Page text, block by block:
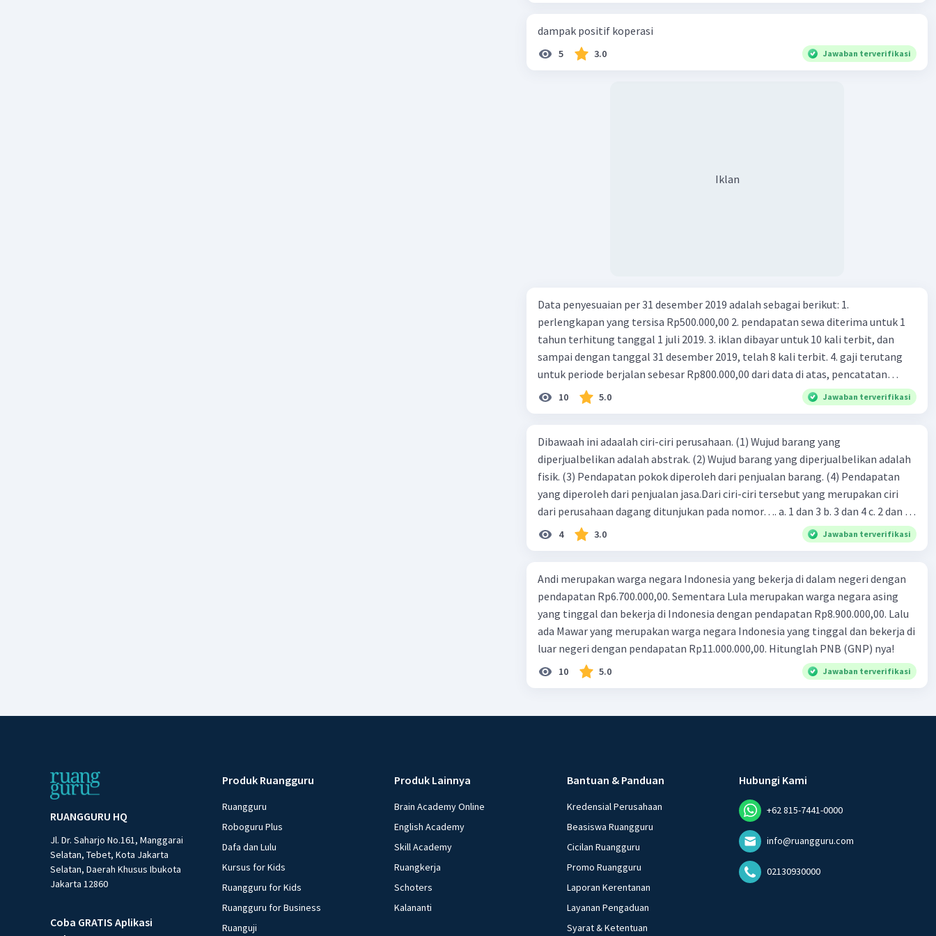
7. Penurunan Beban Program Sosial: Pemerintah mungkin perlu
memberikan bantuan sosial dan tunjangan pengangguran yang lebih
sedikit ketika tingkat pengangguran menurun, sehingga
Namun, perlu diingat bahwa penurunan tingkat pengangguran juga
Kesejahteraan Masyarakat, Peningkatan Keterampilan dan
Produktivitas, dan lainnya.
Beri Rating 0.0 ( ) Balas
Iklan
dampak positif koperasi
5 3.0 Jawaban terverifikasi
Iklan
Data penyesuaian per 31 desember 2019 adalah sebagai berikut: 1.
perlengkapan yang tersisa Rp500.000,00 2. pendapatan sewa diterima untuk 1
tahun terhitung tanggal 1 juli 2019. 3. iklan dibayar untuk 10 kali terbit, dan
sampai dengan tanggal 31 desember 2019, telah 8 kali terbit. 4. gaji terutang
untuk periode berjalan sebesar Rp800.000,00 dari data di atas, pencatatan
jurnal pembalik yang benar adalah ....
10 5.0 Jawaban terverifikasi
Dibawaah ini adaalah ciri-ciri perusahaan. (1) Wujud barang yang
diperjualbelikan adalah abstrak. (2) Wujud barang yang diperjualbelikan adalah
fisik. (3) Pendapatan pokok diperoleh dari penjualan barang. (4) Pendapatan
yang diperoleh dari penjualan jasa.Dari ciri-ciri tersebut yang merupakan ciri
dari perusahaan dagang ditunjukan pada nomor…. a. 1 dan 3 b. 3 dan 4 c. 2 dan 3
d. 1 dan 2 e. 2 dan 4
4 3.0 Jawaban terverifikasi
Andi merupakan warga negara Indonesia yang bekerja di dalam negeri dengan
pendapatan Rp6.700.000,00. Sementara Lula merupakan warga negara asing
yang tinggal dan bekerja di Indonesia dengan pendapatan Rp8.900.000,00. Lalu
ada Mawar yang merupakan warga negara Indonesia yang tinggal dan bekerja di
luar negeri dengan pendapatan Rp11.000.000,00. Hitunglah PNB (GNP) nya!
10 5.0 Jawaban terverifikasi
RUANGGURU HQ
Jl. Dr. Saharjo No.161, Manggarai
Selatan, Tebet, Kota Jakarta
Selatan, Daerah Khusus Ibukota
Jakarta 12860
Coba GRATIS Aplikasi
Produk Ruangguru
Ruangguru
Roboguru Plus
Dafa dan Lulu
Kursus for Kids
Ruangguru for Kids
Ruangguru for Business
Ruanguji
Produk Lainnya
Brain Academy Online
English Academy
Skill Academy
Ruangkerja
Schoters
Kalananti
Bantuan & Panduan
Kredensial Perusahaan
Beasiswa Ruangguru
Cicilan Ruangguru
Promo Ruangguru
Laporan Kerentanan
Layanan Pengaduan
Syarat & Ketentuan
Hubungi Kami
+62 815-7441-0000
info@ruangguru.com
02130930000